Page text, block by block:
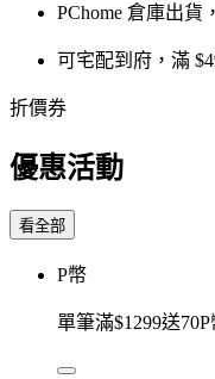
PChome 倉庫出貨
可宅配到府，滿
折價券
優惠活動
看全部
P幣
單筆滿$1299送70P